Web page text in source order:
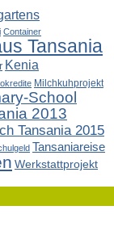
Container
Tansania
Kenia
Milchkuhprojekt
School
2013
Tansania 2015
Tansaniareise
Werkstattprojekt